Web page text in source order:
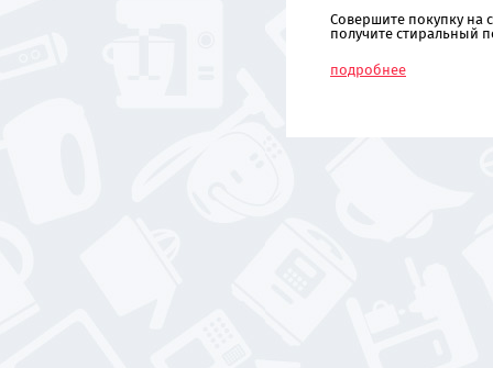
Совершите покупку на
получите стиральный
подробнее